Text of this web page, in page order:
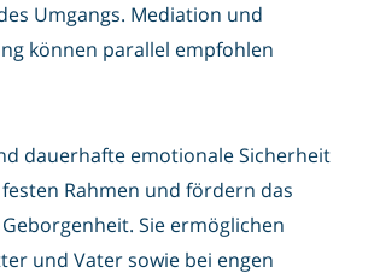
Umgangs. Mediation und
können parallel empfohlen
dauerhafte emotionale Sicherheit
Rahmen und fördern das
Sie ermöglichen
und Vater sowie bei engen